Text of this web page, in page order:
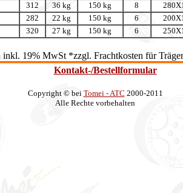
312 36 kg 150 kg 8
282 22 kg 150 kg 6
320 27 kg 150 kg 6
inkl. 19% MwSt *zzgl. Frachtkosten für
Kontakt-/Bestellformular
Copyright © bei Tomei - ATC 2000-2011
Alle Rechte vorbehalten